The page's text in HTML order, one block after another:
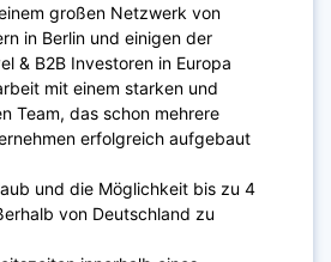
großen Netzwerk von
in Berlin und einigen der
& B2B Investoren in Europa
mit einem starken und
Team, das schon mehrere
erfolgreich aufgebaut
und die Möglichkeit bis zu 4
von Deutschland zu